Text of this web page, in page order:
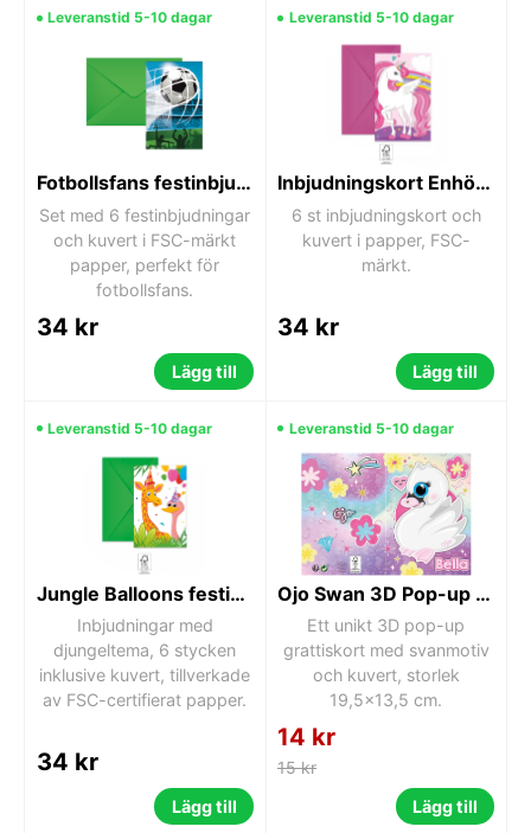
Leveranstid 5-10 dagar
Fotbollsfans festinbjudningar 6-pack FSC
Set med 6 festinbjudningar
och kuvert i FSC-märkt
papper, perfekt för
fotbollsfans.
34 kr
Lägg till
Leveranstid 5-10 dagar
Inbjudningskort Enhörning Regnbågsfärger 6 st FSC
6 st inbjudningskort och
kuvert i papper, FSC-
märkt.
34 kr
Lägg till
Leveranstid 5-10 dagar
Jungle Balloons festinbjudningar 6 st FSC
Inbjudningar med
djungeltema, 6 stycken
inklusive kuvert, tillverkade
av FSC-certifierat papper.
34 kr
Lägg till
Leveranstid 5-10 dagar
Ojo Swan 3D Pop-up Grattiskort med Kuvert
Ett unikt 3D pop-up
grattiskort med svanmotiv
och kuvert, storlek
19,5x13,5 cm.
14 kr
15 kr
Lägg till